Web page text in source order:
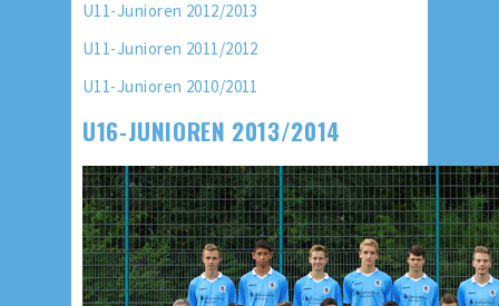
U11-Junioren 2012/2013
U11-Junioren 2011/2012
U11-Junioren 2010/2011
U16-JUNIOREN 2013/2014